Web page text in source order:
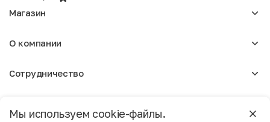
Мужской
Мы используем cookie-файлы.
Москва
Магазин
Мужское
О компании
Отзывы
Магазины
Сотрудничество
Реклама